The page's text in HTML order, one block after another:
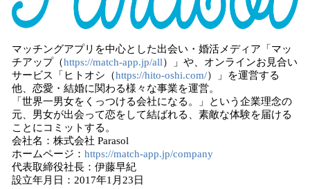
マッチングアプリを中心とした出会い・婚活メディア「マッ
チアップ（https://match-app.jp/all）」や、オンラインお見合い
サービス「ヒトオシ（https://hito-oshi.com/）」を運営する
他、恋愛・結婚に関わる様々な事業を運営。
「世界一男女をくっつける会社になる。」という企業理念の
元、男女が出会って恋をして結ばれる、素敵な体験を届ける
ことにコミットする。
会社名：株式会社 Parasol
ホームページ： https://match-app.jp/company
代表取締役社長：伊藤早紀
設立年月日：2017年1月23日